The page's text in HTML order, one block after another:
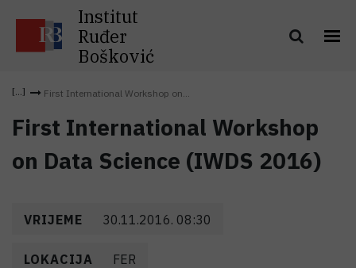
Institut
Ruđer
Bošković
First International Workshop on...
First International Workshop
on Data Science (IWDS 2016)
VRIJEME 30.11.2016. 08:30
LOKACIJA FER